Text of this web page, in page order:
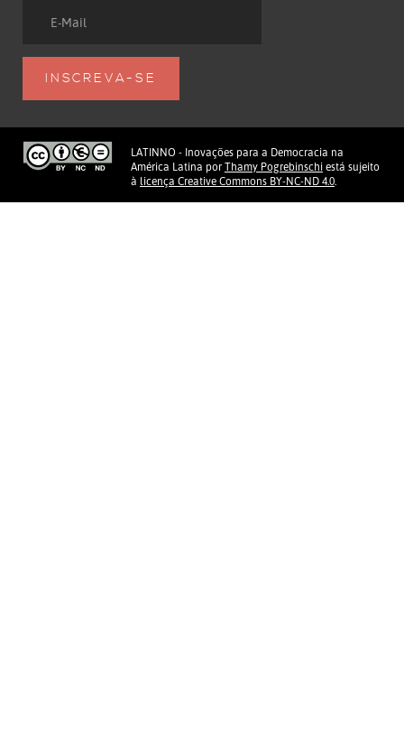
LATINNO - Inovações para a Democracia na
América Latina por Thamy Pogrebinschi está sujeito
à licença Creative Commons BY-NC-ND 4.0.